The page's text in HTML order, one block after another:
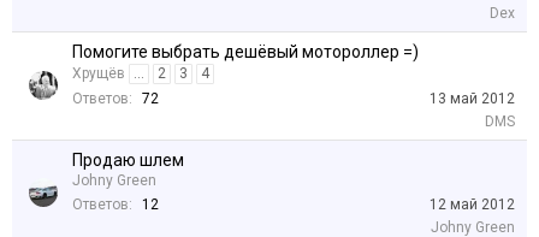
Dex
Помогите выбрать дешёвый мотороллер =)
Хрущёв ... 2 3
4
Ответов:
72
13 май 2012
DMS
Продаю шлем
Johny Green
Ответов:
12
12 май 2012
Johny Green